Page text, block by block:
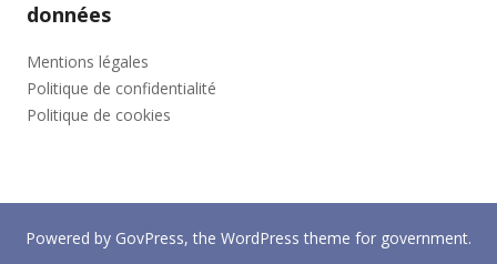
données
Mentions légales
Politique de confidentialité
Politique de cookies
Powered by GovPress, the WordPress theme for government.